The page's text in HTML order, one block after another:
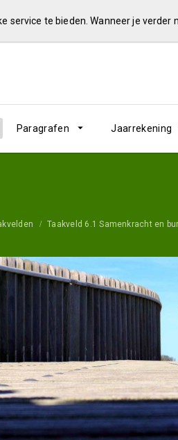
service te bieden. Wanneer je verder
Paragrafen Jaarrekening
Taakveld 6.1 Samenkracht en